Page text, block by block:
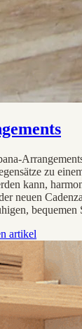
zu
kann,
neuen
bequemen
artikel